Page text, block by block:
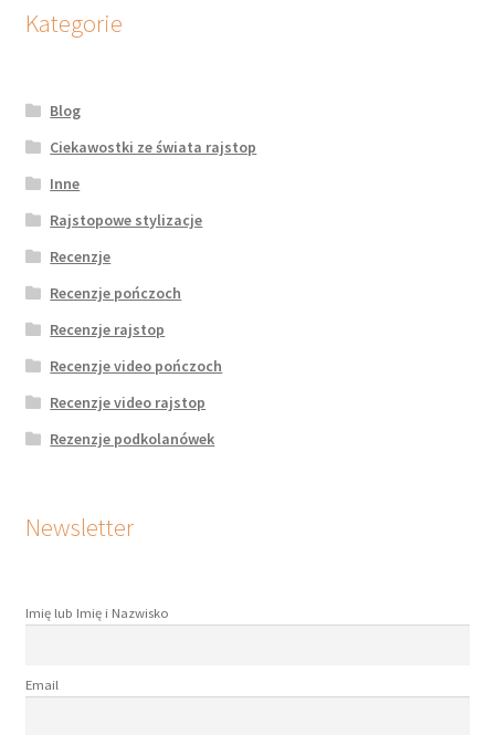
Kategorie
Blog
Ciekawostki ze świata rajstop
Inne
Rajstopowe stylizacje
Recenzje
Recenzje pończoch
Recenzje rajstop
Recenzje video pończoch
Recenzje video rajstop
Rezenzje podkolanówek
Newsletter
Imię lub Imię i Nazwisko
Email